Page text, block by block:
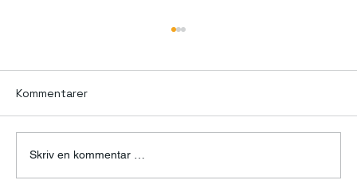
Kommentarer
Skriv en kommentar …